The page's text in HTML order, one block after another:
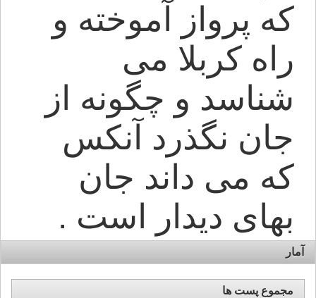
که پرواز آموخته و
راه کربلا می
شناسد و چگونه از
جان نگذرد آنکس
که می داند جان
بهای دیدار است .
آمار
مجموع پست ها